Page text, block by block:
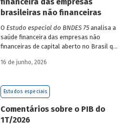
brasileiras não financeiras
O Estudo especial do BNDES 75analisa a
saúde financeira das empresas não
financeiras de capital aberto no Brasil que
valores. Para isso, parte de uma amostra
dimensões: lucratividade, solvência,
16 de junho, 2026
Estudos especiais
Comentários sobre o PIB do
1T/2026